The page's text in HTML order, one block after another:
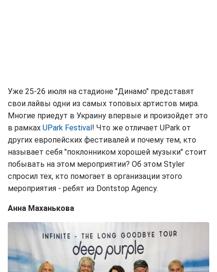
Уже 25-26 июля на стадионе "Динамо" представят
свои лайвы одни из самых топовых артистов мира.
Многие приедут в Украину впервые и произойдет это
в рамках UPark Festival! Что же отличает UPark от
других европейских фестивалей и почему тем, кто
называет себя "поклонником хорошей музыки" стоит
побывать на этом мероприятии? Об этом Styler
спросил тех, кто помогает в организации этого
мероприятия - ребят из Dontstop Agency.
Анна Маханькова